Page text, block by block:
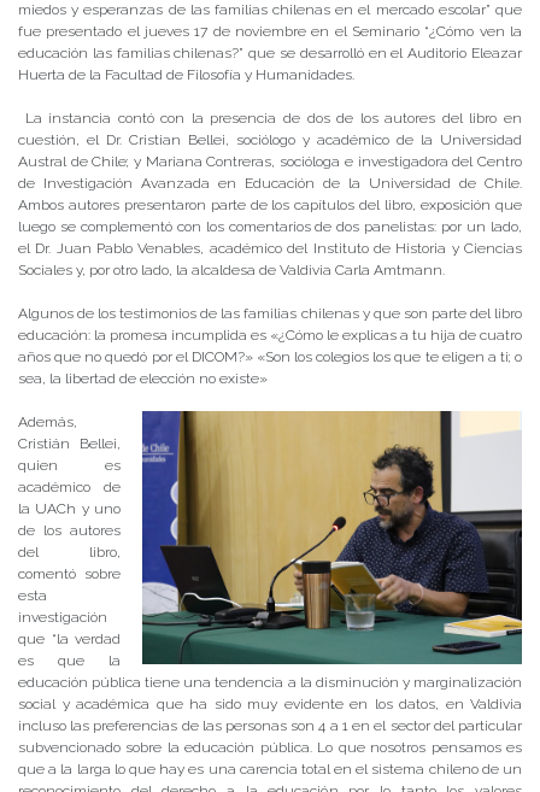
miedos y esperanzas de las familias chilenas en el mercado escolar” que
fue presentado el jueves 17 de noviembre en el Seminario “¿Cómo ven la
educación las familias chilenas?” que se desarrolló en el Auditorio Eleazar
Huerta de la Facultad de Filosofía y Humanidades.
La instancia contó con la presencia de dos de los autores del libro en
cuestión, el Dr. Cristian Bellei, sociólogo y académico de la Universidad
Austral de Chile; y Mariana Contreras, socióloga e investigadora del Centro
de Investigación Avanzada en Educación de la Universidad de Chile.
Ambos autores presentaron parte de los capítulos del libro, exposición que
luego se complementó con los comentarios de dos panelistas: por un lado,
el Dr. Juan Pablo Venables, académico del Instituto de Historia y Ciencias
Sociales y, por otro lado, la alcaldesa de Valdivia Carla Amtmann.
Algunos de los testimonios de las familias chilenas y que son parte del libro
educación: la promesa incumplida es «¿Cómo le explicas a tu hija de cuatro
años que no quedó por el DICOM?» «Son los colegios los que te eligen a ti; o
sea, la libertad de elección no existe»
Además,
Cristián Bellei,
quien es
académico de
la UACh y uno
de los autores
del libro,
comentó sobre
esta
investigación
que “la verdad
es que la
educación pública tiene una tendencia a la disminución y marginalización
social y académica que ha sido muy evidente en los datos, en Valdivia
incluso las preferencias de las personas son 4 a 1 en el sector del particular
subvencionado sobre la educación pública. Lo que nosotros pensamos es
que a la larga lo que hay es una carencia total en el sistema chileno de un